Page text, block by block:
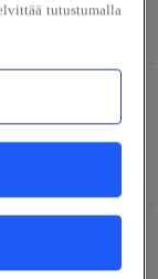
tutustumalla